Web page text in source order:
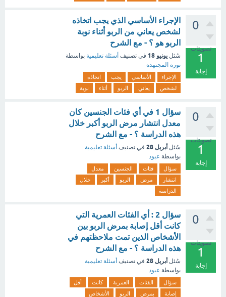
0
تصويتات
1
إجابة
الإجراء الأساسي الذي يجب اتخاذه
لشخص يعاني من الربو أثناء نوبة
الربو هو ؟ - مع الشرح
سُئل يونيو 18 في تصنيف أسئلة تعليمية بواسطة
نورة المجتهدة
الإجراء الأساسي يجب
اتخاذه
لشخص
يعاني الربو أثناء نوبة
0
تصويتات
1
إجابة
سؤال 1 في أي فئات الجنسين كان
معدل انتشار مرض الربو أكبر خلال
هذه الدراسة ؟ - مع الشرح
سُئل أبريل 28 في تصنيف أسئلة تعليمية
بواسطة عبود
سؤال فئات الجنسين
معدل
انتشار
مرض الربو أكبر
خلال
الدراسة
0
تصويتات
1
إجابة
سؤال 2 : أي الفئات العمرية التي
كانت أقل إصابة بمرض الربو بين
الأشخاص الذين تمت ملاحظتهم في
هذه الدراسة ؟ - مع الشرح
سُئل أبريل 28 في تصنيف أسئلة تعليمية
بواسطة عبود
سؤال الفئات العمرية كانت
أقل
إصابة
بمرض الربو
الأشخاص